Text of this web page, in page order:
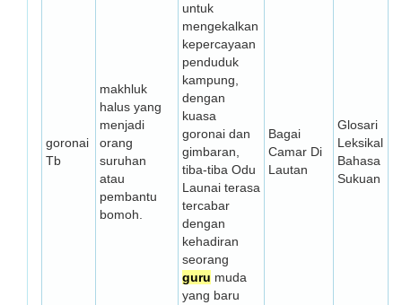
goronai
Tb
makhluk
halus yang
menjadi
orang
suruhan
atau
pembantu
bomoh.
untuk
mengekalkan
kepercayaan
penduduk
kampung,
dengan
kuasa
goronai dan
gimbaran,
tiba-tiba Odu
Launai terasa
tercabar
dengan
kehadiran
seorang
guru muda
yang baru
Bagai
Camar Di
Lautan
Glosari
Leksikal
Bahasa
Sukuan